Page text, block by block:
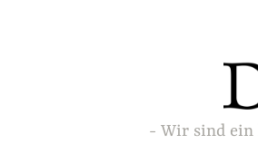
Wir sind ein